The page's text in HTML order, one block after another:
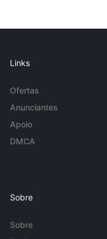
Links
Ofertas
Anunciantes
Apoio
DMCA
Sobre
Sobre